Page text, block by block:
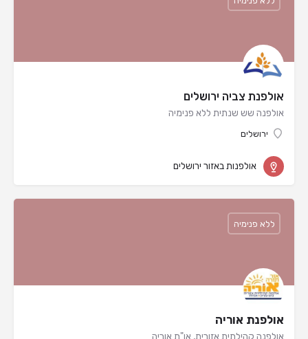
אולפנת צביה ירושלים
אולפנה שש שנתית ללא פנימיה
ירושלים
אולפנות באזור ירושלים
אולפנת אוריה
אולפנה קהילתית אזורית, או"ת אוריה
ללא פנימיה